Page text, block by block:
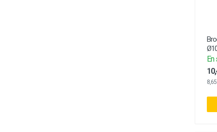
En